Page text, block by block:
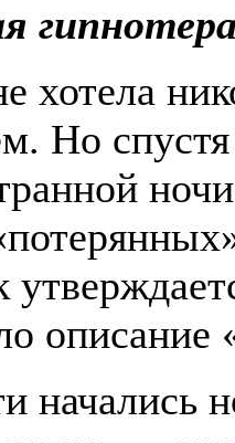
хотела
Но